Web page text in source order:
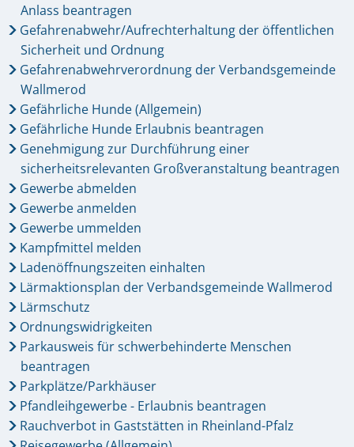
Anlass beantragen
Gefahrenabwehr/Aufrechterhaltung der öffentlichen
Sicherheit und Ordnung
Gefahrenabwehrverordnung der Verbandsgemeinde
Wallmerod
Gefährliche Hunde (Allgemein)
Gefährliche Hunde Erlaubnis beantragen
Genehmigung zur Durchführung einer
sicherheitsrelevanten Großveranstaltung beantragen
Gewerbe abmelden
Gewerbe anmelden
Gewerbe ummelden
Kampfmittel melden
Ladenöffnungszeiten einhalten
Lärmaktionsplan der Verbandsgemeinde Wallmerod
Lärmschutz
Ordnungswidrigkeiten
Parkausweis für schwerbehinderte Menschen
beantragen
Parkplätze/Parkhäuser
Pfandleihgewerbe - Erlaubnis beantragen
Rauchverbot in Gaststätten in Rheinland-Pfalz